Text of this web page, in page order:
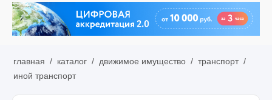
главная / каталог / движимое имущество / транспорт /
иной транспорт